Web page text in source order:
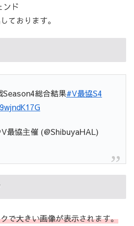
ンド
ております。
総合結果#V最協S4
最協主催 (@ShibuyaHAL)
で大きい画像が表示されます。